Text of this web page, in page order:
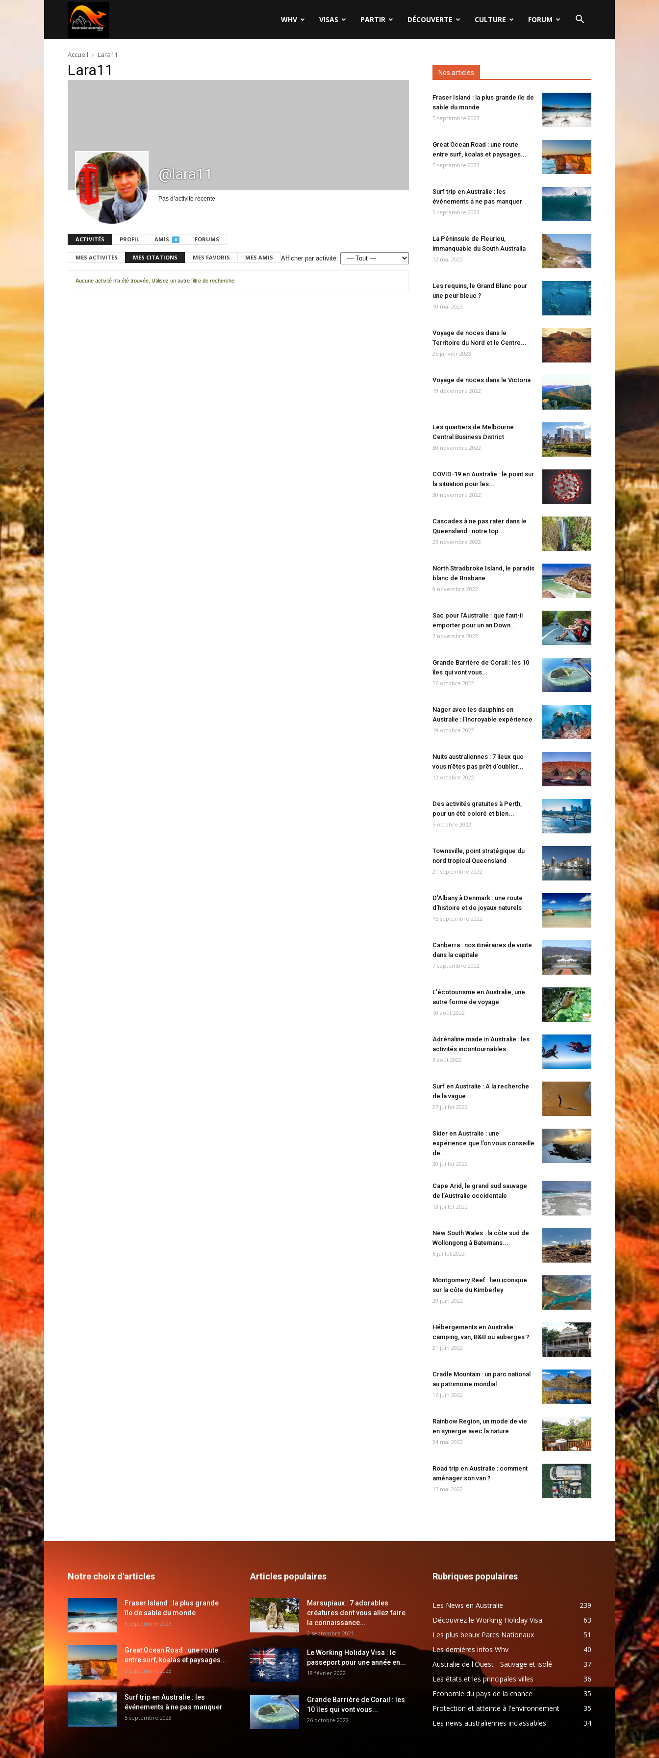
australie.com
WHV VISAS PARTIR DÉCOUVERTE CULTURE FORUM
Accueil Lara11
Lara11
@lara11
Pas d’activité récente
ACTIVITÉS PROFIL AMIS 0 FORUMS
MES ACTIVITÉS MES CITATIONS MES FAVORIS MES AMIS Afficher par activité:
Aucune activité n'a été trouvée. Utilisez un autre filtre de recherche.
Nos articles
Fraser Island : la plus grande île de
sable du monde
5 septembre 2023
Great Ocean Road : une route
entre surf, koalas et paysages...
5 septembre 2023
Surf trip en Australie : les
événements à ne pas manquer
5 septembre 2023
La Péninsule de Fleurieu,
immanquable du South Australia
12 mai 2023
Les requins, le Grand Blanc pour
une peur bleue ?
10 mai 2023
Voyage de noces dans le
Territoire du Nord et le Centre...
25 janvier 2023
Voyage de noces dans le Victoria
19 décembre 2022
Les quartiers de Melbourne :
Central Business District
30 novembre 2022
COVID-19 en Australie : le point sur
la situation pour les...
30 novembre 2022
Cascades à ne pas rater dans le
Queensland : notre top...
23 novembre 2022
North Stradbroke Island, le paradis
blanc de Brisbane
9 novembre 2022
Sac pour l’Australie : que faut-il
emporter pour un an Down...
2 novembre 2022
Grande Barrière de Corail : les 10
îles qui vont vous...
26 octobre 2022
Nager avec les dauphins en
Australie : l’incroyable expérience
19 octobre 2022
Nuits australiennes : 7 lieux que
vous n’êtes pas prêt d’oublier...
12 octobre 2022
Des activités gratuites à Perth,
pour un été coloré et bien...
5 octobre 2022
Townsville, point stratégique du
nord tropical Queensland
21 septembre 2022
D’Albany à Denmark : une route
d’histoire et de joyaux naturels
15 septembre 2022
Canberra : nos itinéraires de visite
dans la capitale
7 septembre 2022
L’écotourisme en Australie, une
autre forme de voyage
10 août 2022
Adrénaline made in Australie : les
activités incontournables
3 août 2022
Surf en Australie : A la recherche
de la vague...
27 juillet 2022
Skier en Australie : une
expérience que l’on vous conseille
de...
20 juillet 2022
Cape Arid, le grand sud sauvage
de l’Australie occidentale
13 juillet 2022
New South Wales : la côte sud de
Wollongong à Batemans...
6 juillet 2022
Montgomery Reef : lieu iconique
sur la côte du Kimberley
29 juin 2022
Hébergements en Australie :
camping, van, B&B ou auberges ?
21 juin 2022
Cradle Mountain : un parc national
au patrimoine mondial
16 juin 2022
Rainbow Region, un mode de vie
en synergie avec la nature
24 mai 2022
Road trip en Australie : comment
aménager son van ?
17 mai 2022
Notre choix d'articles
Fraser Island : la plus grande
île de sable du monde
5 septembre 2023
Great Ocean Road : une route
entre surf, koalas et paysages...
5 septembre 2023
Surf trip en Australie : les
événements à ne pas manquer
5 septembre 2023
Articles populaires
Marsupiaux : 7 adorables
créatures dont vous allez faire
la connaissance...
2 septembre 2021
Le Working Holiday Visa : le
passeport pour une année en...
18 février 2022
Grande Barrière de Corail : les
10 îles qui vont vous...
26 octobre 2022
Rubriques populaires
Les News en Australie
239
Découvrez le Working Holiday Visa
63
Les plus beaux Parcs Nationaux
51
Les dernières infos Whv
40
Australie de l'Ouest - Sauvage et isolé
37
Les états et les principales villes
36
Economie du pays de la chance
35
Protection et atteinte à l'environnement
35
Les news australiennes inclassables
34